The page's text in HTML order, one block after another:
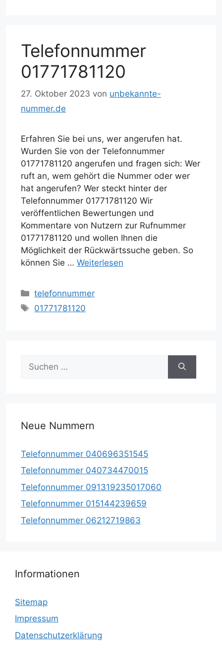
Telefonnummer
01771781120
27. Oktober 2023 von unbekannte-
nummer.de
Erfahren Sie bei uns, wer angerufen hat.
Wurden Sie von der Telefonnummer
01771781120 angerufen und fragen sich: Wer
ruft an, wem gehört die Nummer oder wer
hat angerufen? Wer steckt hinter der
Telefonnummer 01771781120 Wir
veröffentlichen Bewertungen und
Kommentare von Nutzern zur Rufnummer
01771781120 und wollen Ihnen die
Möglichkeit der Rückwärtssuche geben. So
können Sie … Weiterlesen
Kategorien
telefonnummer
Schlagwörter
01771781120
nach:
Neue Nummern
Telefonnummer 040696351545
Telefonnummer 040734470015
Telefonnummer 091319235017060
Telefonnummer 015144239659
Telefonnummer 06212719863
Informationen
Sitemap
Impressum
Datenschutzerklärung